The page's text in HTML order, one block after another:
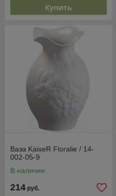
Купить
Ваза KaiseR Floralie / 14-
002-05-9
В наличии
214 руб.